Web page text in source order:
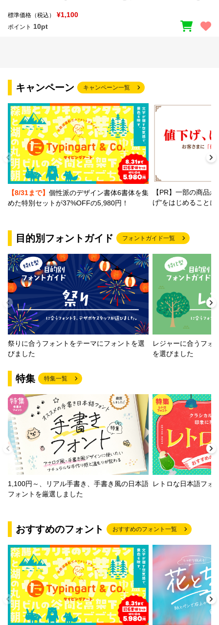
標準価格（税込） ¥1,100
ポイント 10pt
キャンペーン キャンペーン一覧
【8/31まで】 個性派のデザイン書体6書体を集
めた特別セットが37%OFFの5,980円！
【PR】一部の商品
げ"をはじめること
目的別フォントガイド フォントガイド一覧
祭りに合うフォントをテーマにフォントを選
びました
レジャーに合うフォ
を選びました
特集 特集一覧
1,100円～、リアル手書き、手書き風の日本語
フォントを厳選しました
レトロな日本語フォ
おすすめのフォント おすすめのフォント一覧